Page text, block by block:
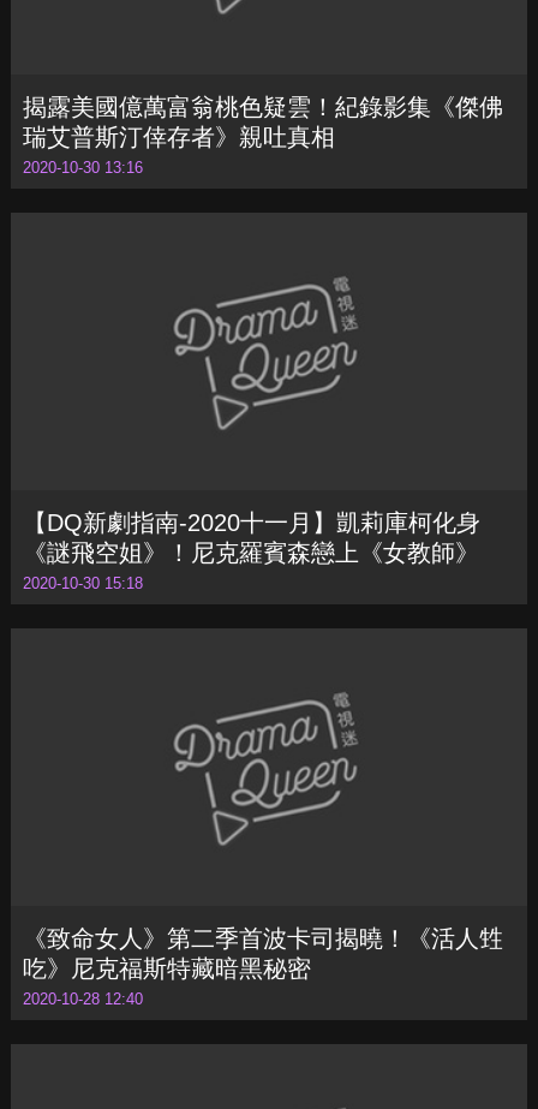
揭露美國億萬富翁桃色疑雲！紀錄影集《傑佛
瑞艾普斯汀倖存者》親吐真相
2020-10-30 13:16
【DQ新劇指南-2020十一月】凱莉庫柯化身
《謎飛空姐》！尼克羅賓森戀上《女教師》
2020-10-30 15:18
《致命女人》第二季首波卡司揭曉！《活人甡
吃》尼克福斯特藏暗黑秘密
2020-10-28 12:40